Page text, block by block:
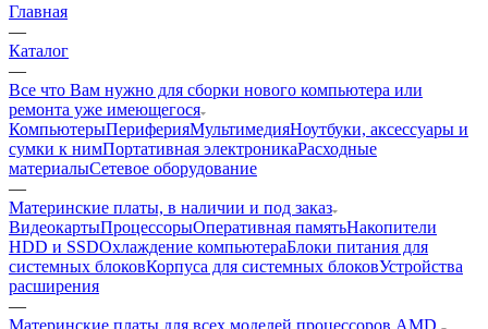
Главная
—
Каталог
—
Все что Вам нужно для сборки нового компьютера или
ремонта уже имеющегося
КомпьютерыПериферияМультимедияНоутбуки, аксессуары и
сумки к нимПортативная электроникаРасходные
материалыСетевое оборудование
—
Материнские платы, в наличии и под заказ
ВидеокартыПроцессорыОперативная памятьНакопители
HDD и SSDОхлаждение компьютераБлоки питания для
системных блоковКорпуса для системных блоковУстройства
расширения
—
Материнские платы для всех моделей процессоров AMD